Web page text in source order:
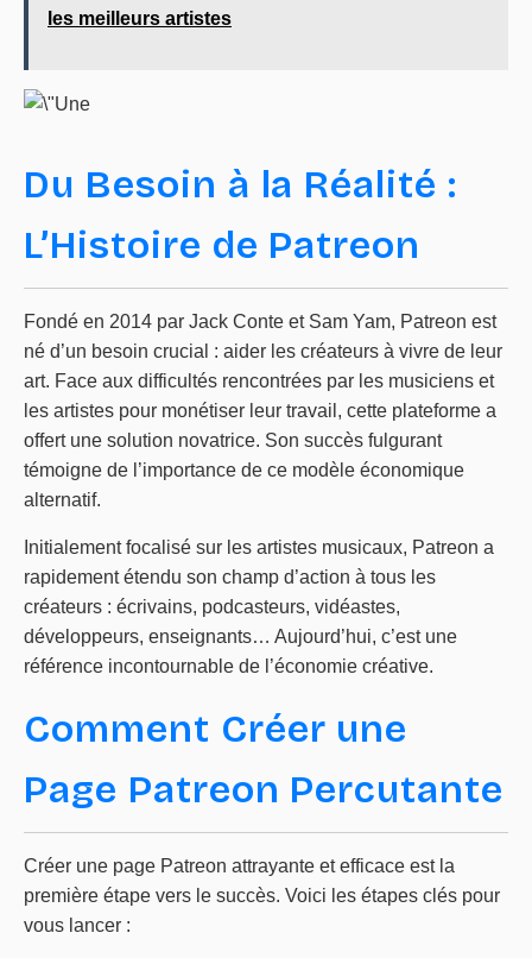
les meilleurs artistes
Du Besoin à la Réalité :
L’Histoire de Patreon
Fondé en 2014 par Jack Conte et Sam Yam, Patreon est
né d’un besoin crucial : aider les créateurs à vivre de leur
art. Face aux difficultés rencontrées par les musiciens et
les artistes pour monétiser leur travail, cette plateforme a
offert une solution novatrice. Son succès fulgurant
témoigne de l’importance de ce modèle économique
alternatif.
Initialement focalisé sur les artistes musicaux, Patreon a
rapidement étendu son champ d’action à tous les
créateurs : écrivains, podcasteurs, vidéastes,
développeurs, enseignants… Aujourd’hui, c’est une
référence incontournable de l’économie créative.
Comment Créer une
Page Patreon Percutante
Créer une page Patreon attrayante et efficace est la
première étape vers le succès. Voici les étapes clés pour
vous lancer :